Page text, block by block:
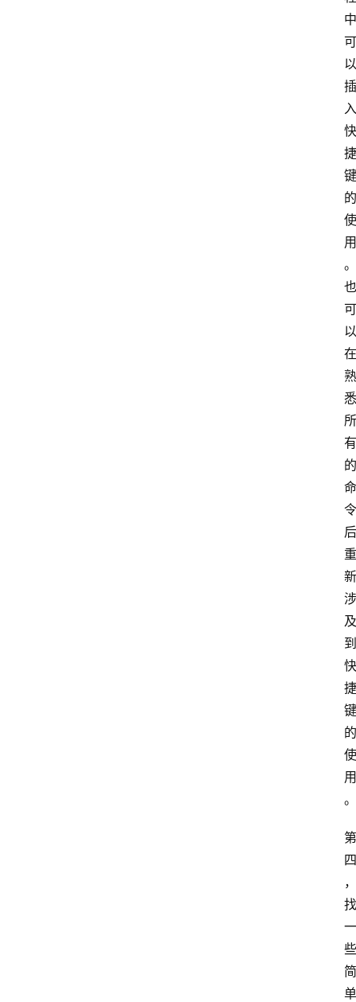
中
可
以
插
入
快
捷
键
的
使
用
。
也
可
以
在
熟
悉
所
有
的
命
令
后
重
新
涉
及
到
快
捷
键
的
使
用
。
第
四
，
找
一
些
简
单